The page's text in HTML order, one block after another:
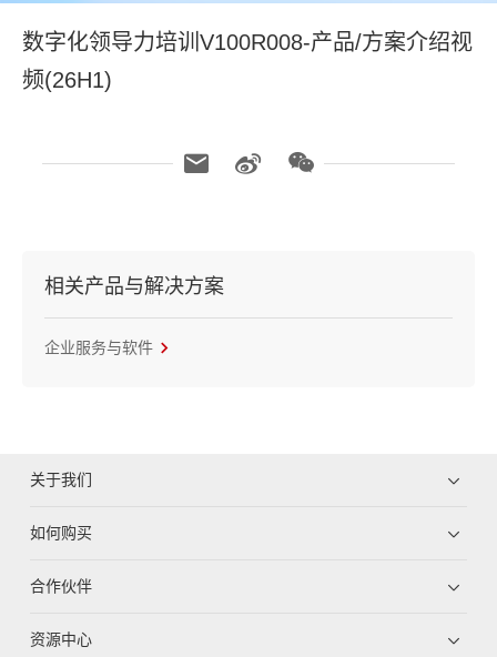
数字化领导力培训V100R008-产品/方案介绍视
频(26H1)
相关产品与解决方案
企业服务与软件
关于我们
如何购买
合作伙伴
资源中心